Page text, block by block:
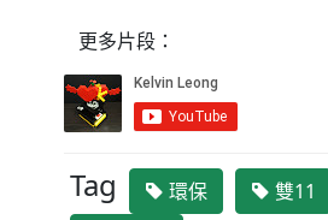
更多片段：
Tag 環保 雙11